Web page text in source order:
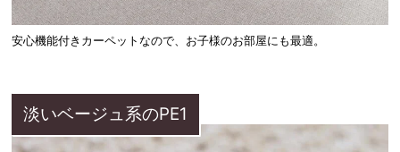
安心機能付きカーペットなので、お子様のお部屋にも最適。
淡いベージュ系のPE1